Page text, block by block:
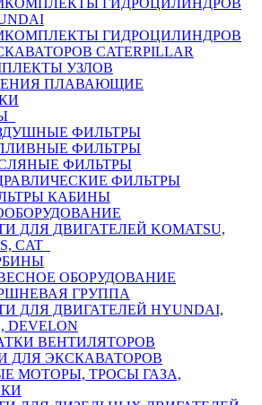
ГИДРОЦИЛИНДРОВ
ГИДРОЦИЛИНДРОВ
CATERPILLAR
УЗЛОВ
ПЛАВАЮЩИЕ
ФИЛЬТРЫ
ФИЛЬТРЫ
ФИЛЬТРЫ
ФИЛЬТРЫ
КАБИНЫ
ДЛЯ ДВИГАТЕЛЕЙ KOMATSU,
CAT
ОБОРУДОВАНИЕ
ГРУППА
ДЛЯ ДВИГАТЕЛЕЙ HYUNDAI,
DEVELON
ВЕНТИЛЯТОРОВ
ДЛЯ ЭКСКАВАТОРОВ
МОТОРЫ, ТРОСЫ ГАЗА,